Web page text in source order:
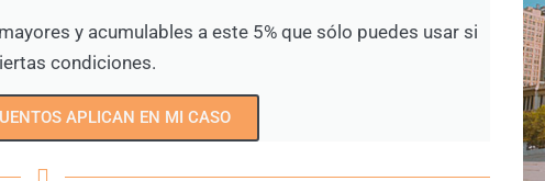
y acumulables a este 5% que sólo puedes usar si
condiciones.
APLICAN EN MI CASO